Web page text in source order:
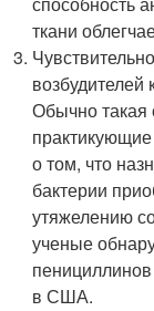
ткани
Обычно такая
о том, что
бактерии
утяжелению
ученые
в США.